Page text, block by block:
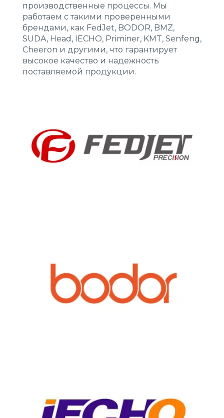
производственные процессы. Мы
работаем с такими проверенными
брендами, как FedJet, BODOR, BMZ,
SUDA, Head, IECHO, Priminer, KMT, Senfeng,
Cheeron и другими, что гарантирует
высокое качество и надежность
поставляемой продукции.